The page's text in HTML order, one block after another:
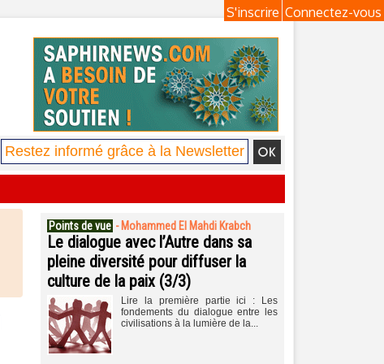
Connectez-vous
S'inscrire
Points de vue - Mohammed El Mahdi Krabch
Le dialogue avec l’Autre dans sa
pleine diversité pour diffuser la
culture de la paix (3/3)
Lire la première partie ici : Les
fondements du dialogue entre les
civilisations à la lumière de la...